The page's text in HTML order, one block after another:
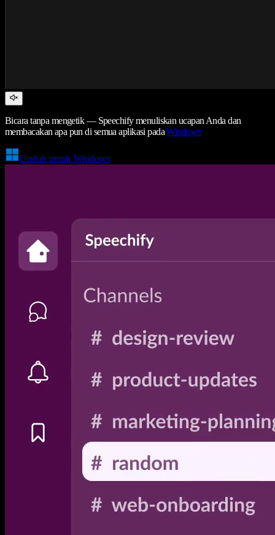
Bicara tanpa mengetik — Speechify menuliskan ucapan Anda dan
membacakan apa pun di semua aplikasi padaWindows
Unduh untuk Windows